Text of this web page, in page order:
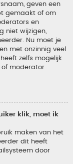
geven een
gemaakt of om
en
niet wijzigen,
Nu moet je
met onzinnig veel
zelfs mogelijk
of moderator
klik, moet ik
maken van het
dit heeft
door